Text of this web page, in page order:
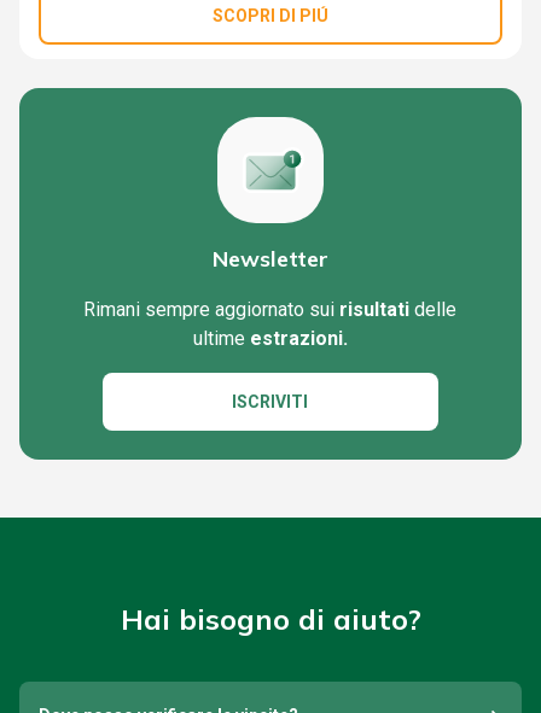
SCOPRI DI PIÚ
Newsletter
Rimani sempre aggiornato sui risultati delle
ultime estrazioni.
ISCRIVITI
Hai bisogno di aiuto?